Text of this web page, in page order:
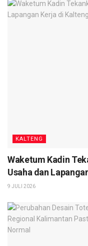
KALTENG
Waketum Kadin
Usaha dan
9 JULI 2026